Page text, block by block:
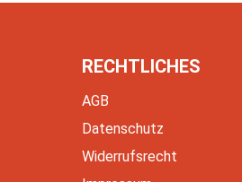
RECHTLICHES
AGB
Datenschutz
Widerrufsrecht